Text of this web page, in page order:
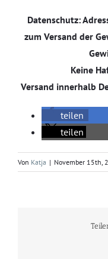
Datenschutz:
zum Versand der
Keine
Versand innerhalb
teilen
teilen
Von Katja | November 15th,